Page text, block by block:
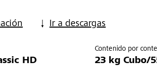
Ir a descargas
HD
Contenido por
23 kg Cubo/